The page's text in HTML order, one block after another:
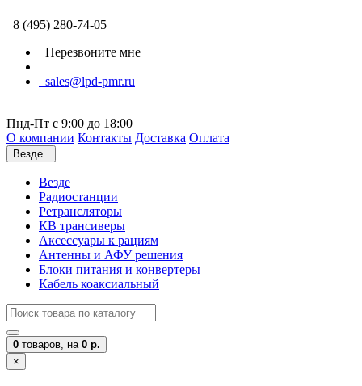
8 (495) 280-74-05
Перезвоните мне
sales@lpd-pmr.ru
Пнд-Пт с 9:00 до 18:00
О компании Контакты Доставка Оплата
Везде
Везде
Радиостанции
Ретрансляторы
КВ трансиверы
Аксессуары к рациям
Антенны и АФУ решения
Блоки питания и конвертеры
Кабель коаксиальный
0 товаров, на 0 р.
×